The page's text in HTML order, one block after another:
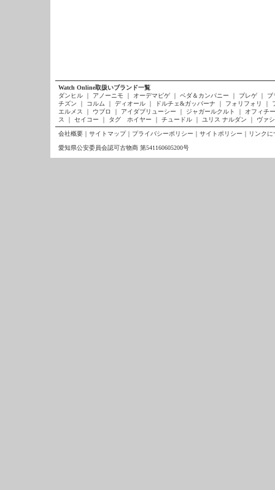
Watch Online取扱いブランド一覧
ダンヒル
｜ アノーニモ ｜ オーデマピゲ ｜ ベダ＆カンパニー ｜ ブレゲ ｜
ブ
チズン
｜ コルム ｜ ディオール ｜ ドルチェ&ガッバーナ ｜ フォリフォリ ｜
エルメス
｜ ウブロ ｜ アイダブリューシー ｜ ジャガールクルト ｜
オフィチ
ス
｜ セイコー ｜ タグ ホイヤー ｜ チュードル ｜ ユリス ナルダン ｜ ヴァ
会社概要 ｜ サイトマップ｜ プライバシーポリシー ｜ サイトポリシー ｜ リンクに
愛知県公安委員会認可古物商 第541160605200号